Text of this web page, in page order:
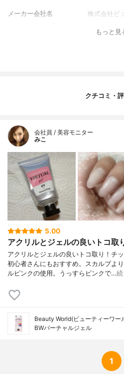
メーカー会社名 株式会社ビ
もっと見
クチコミ・
会社員 / 美容モニター
みこ
5.00
アクリルとジェルの良いトコ取
アクリルとジェルの良いトコ取り！チ
初心者さんにもおすすめ。スカルプよ
ルピンクの使用。うっすらピンクで…
Beauty World(ビューティーワー
BWバーチャルジェル
1